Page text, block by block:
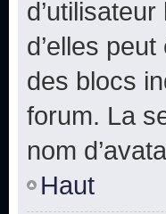
d’elles
des blocs
forum. La
nom
Haut